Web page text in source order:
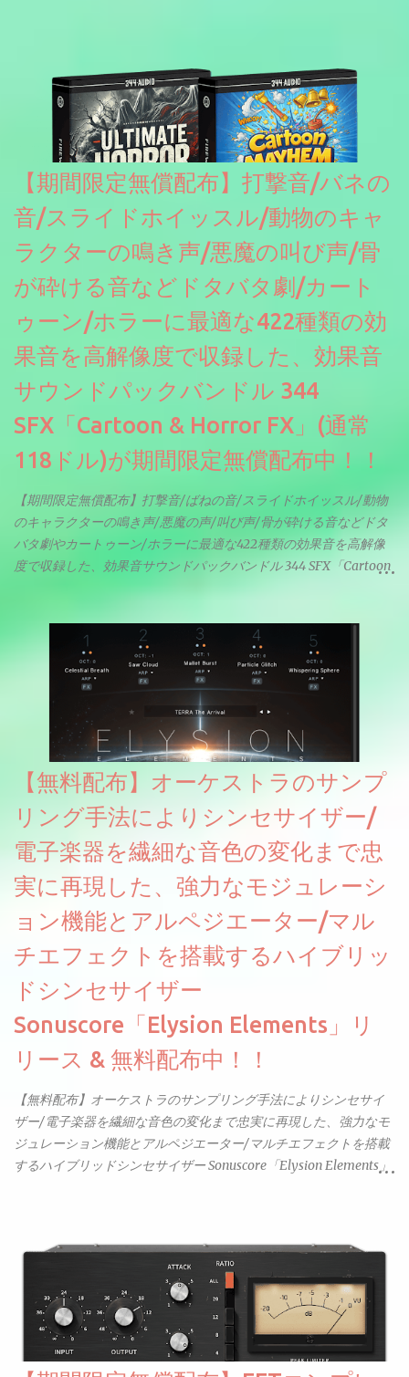
【期間限定無償配布】打撃音/バネの
音/スライドホイッスル/動物のキャ
ラクターの鳴き声/悪魔の叫び声/骨
が砕ける音などドタバタ劇/カート
ゥーン/ホラーに最適な422種類の効
果音を高解像度で収録した、効果音
サウンドパックバンドル 344
SFX「Cartoon & Horror FX」(通常
118ドル)が期間限定無償配布中！！
【期間限定無償配布】打撃音/ばねの音/スライドホイッスル/動物
のキャラクターの鳴き声/悪魔の声/叫び声/骨が砕ける音などドタ
バタ劇やカートゥーン/ホラーに最適な422種類の効果音を高解像
度で収録した、効果音サウンドパックバンドル 344 SFX「Cartoon
【無料配布】オーケストラのサンプ
リング手法によりシンセサイザー/
電子楽器を繊細な音色の変化まで忠
実に再現した、強力なモジュレーシ
ョン機能とアルペジエーター/マル
チエフェクトを搭載するハイブリッ
ドシンセサイザー
Sonuscore「Elysion Elements」リ
リース & 無料配布中！！
【無料配布】オーケストラのサンプリング手法によりシンセサイ
ザー/電子楽器を繊細な音色の変化まで忠実に再現した、強力なモ
ジュレーション機能とアルペジエーター/マルチエフェクトを搭載
するハイブリッドシンセサイザー Sonuscore「Elysion Elements」
より音色が作りこまれているため、あらかじめアルペジオがプロ
グラムされているプリセットも多いですが、アルペジオを切るこ
とももちろんできます。 ほとんどのシンセライブラリは、音を一
度サンプリングしてベロシティで音量を調整します。 しかし、
ELYSIONは違います。ビンテージシンセを含む様々な音源から、
複数のベロシティレイヤーにわたって録音し、各レイヤーを整形